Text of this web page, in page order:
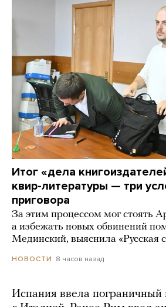
Итог «дела
квир-литературы — три
приговора
За этим процессом мог стоять
а избежать новых обвинений
Мединский, выяснила «Русская
НОВОСТИ 8 часов назад
Испания ввела пограничный